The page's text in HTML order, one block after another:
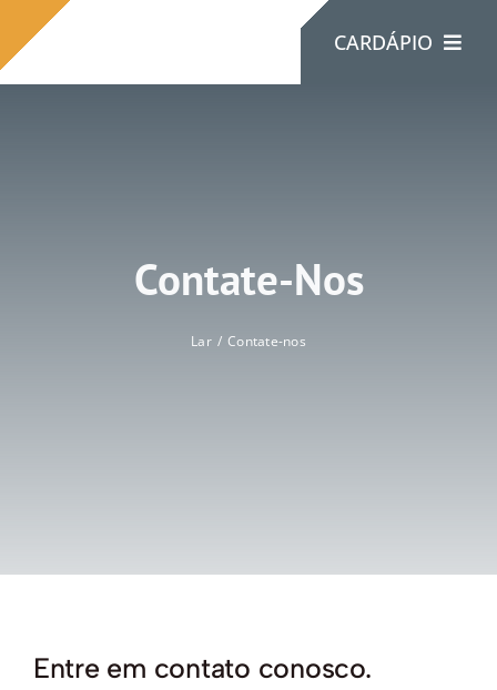
para
o
CARDÁPIO
Produtos
Contate-Nos
Lar Contate-nos
Entre em contato conosco.